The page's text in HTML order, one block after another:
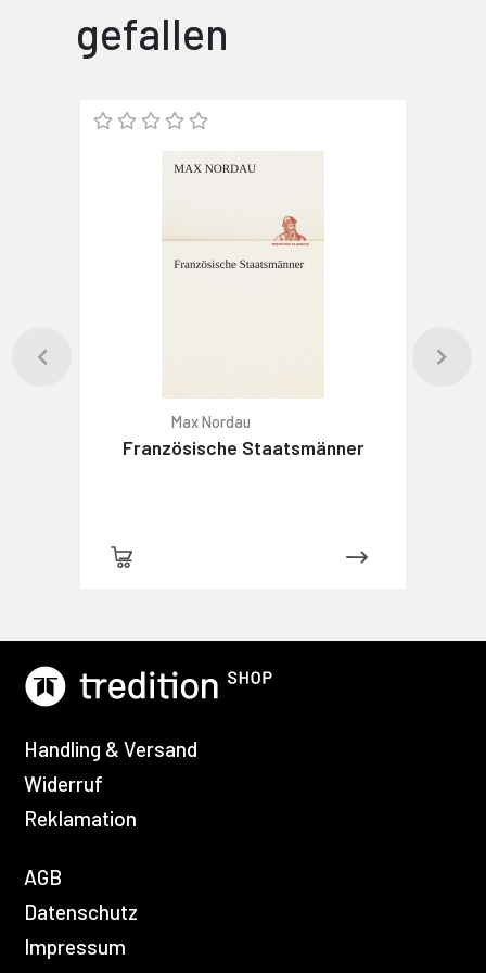
gefallen
Max Nordau
Französische Staatsmänner
Handling & Versand
Widerruf
Reklamation
AGB
Datenschutz
Impressum